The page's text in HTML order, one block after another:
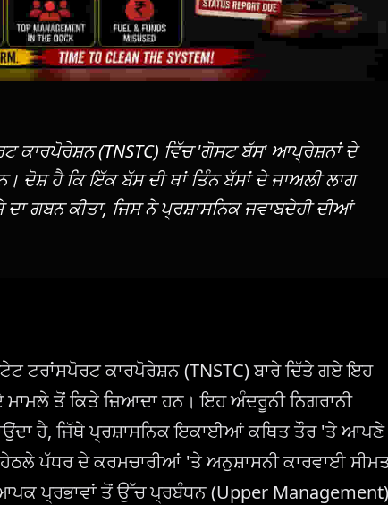
ਕਾਰਪੋਰੇਸ਼ਨ (TNSTC) ਵਿੱਚ 'ਗੋਸਟ ਬੱਸ' ਆਪ੍ਰੇਸ਼ਨਾਂ ਦੇ
ਦੋਸ਼ ਹੈ ਕਿ ਇੱਕ ਬੱਸ ਦੀ ਥਾਂ ਤਿੰਨ ਬੱਸਾਂ ਦੇ ਜਾਅਲੀ ਲਾਗ
ਗਬਨ ਕੀਤਾ, ਜਿਸ ਨੇ ਪ੍ਰਸ਼ਾਸਨਿਕ ਜਵਾਬਦੇਹੀ ਦੀਆਂ
ਟਰਾਂਸਪੋਰਟ ਕਾਰਪੋਰੇਸ਼ਨ (TNSTC) ਬਾਰੇ ਦਿੱਤੇ ਗਏ ਇਹ
ਤੋਂ ਕਿਤੇ ਜ਼ਿਆਦਾ ਹਨ। ਇਹ ਅੰਦਰੂਨੀ ਨਿਗਰਾਨੀ
ਹੈ, ਜਿੱਥੇ ਪ੍ਰਸ਼ਾਸਨਿਕ ਇਕਾਈਆਂ ਕਥਿਤ ਤੌਰ 'ਤੇ ਆਪਣੇ
ਪੱਧਰ ਦੇ ਕਰਮਚਾਰੀਆਂ 'ਤੇ ਅਨੁਸ਼ਾਸਨੀ ਕਾਰਵਾਈ
ਪ੍ਰਭਾਵਾਂ ਤੋਂ ਉੱਚ ਪ੍ਰਬੰਧਨ (Upper Management)